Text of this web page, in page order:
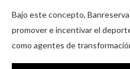
Bajo este concepto,
promover e incentivar el
como agentes de